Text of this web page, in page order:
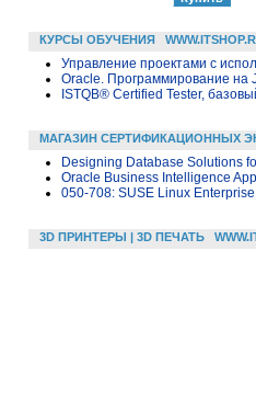
КУРСЫ ОБУЧЕНИЯ
Управление проектами с
Oracle. Программирование на
ISTQB® Certified Tester,
МАГАЗИН СЕРТИФИКАЦИОННЫХ
Designing Database Solutions
Oracle Business Intelligence
050-708: SUSE Linux
3D ПРИНТЕРЫ | 3D ПЕЧАТЬ